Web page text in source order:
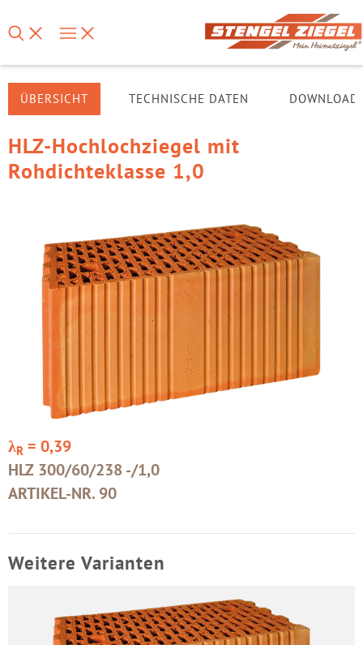
ÜBERSICHT TECHNISCHE DATEN
HLZ-Hochlochziegel mit
Rohdichteklasse 1,0
λR = 0,39
HLZ 300/60/238 -/1,0
ARTIKEL-NR. 90
Weitere Varianten